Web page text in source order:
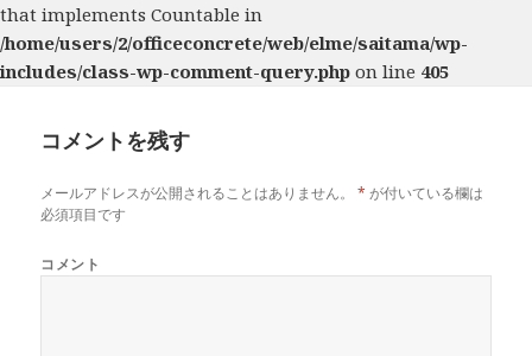
that implements Countable in
/home/users/2/officeconcrete/web/elme/saitama/wp-
includes/class-wp-comment-query.php on line 405
コメントを残す
メールアドレスが公開されることはありません。 * が付いている欄は
必須項目です
コメント